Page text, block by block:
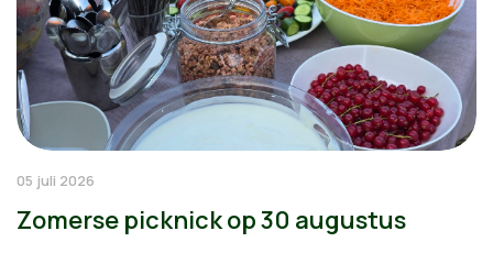
05 juli 2026
Zomerse picknick op 30 augustus